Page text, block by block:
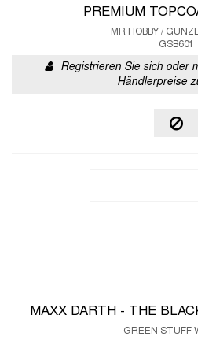
PREMIUM
MR HOBBY /
GSB601
Registrieren Sie sich oder
Händlerpreise
MAXX DARTH - THE
GREEN STUFF